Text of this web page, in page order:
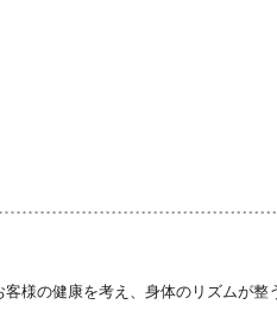
様の健康を考え、身体のリズムが